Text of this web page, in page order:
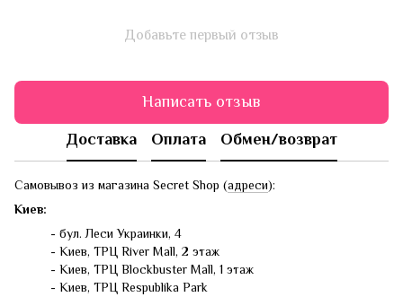
Добавьте первый отзыв
Написать отзыв
Доставка Оплата Обмен/возврат
Самовывоз из магазина Secret Shop (адреси):
Киев:
- бул. Леси Украинки, 4
- Киев, ТРЦ River Mall, 2 этаж
- Киев, ТРЦ Blockbuster Mall, 1 этаж
- Киев, ТРЦ Respublika Park